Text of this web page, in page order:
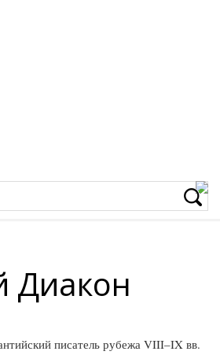
Диакон
писатель рубежа VIII–IX вв.